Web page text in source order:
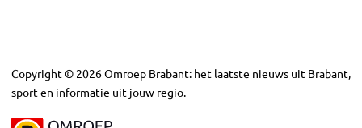
Copyright © 2026Omroep Brabant: het laatste nieuws uit Brabant,
sport en informatie uit jouw regio.